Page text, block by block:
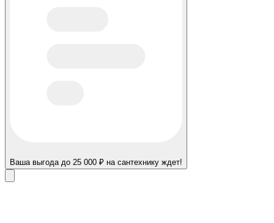
Ваша выгода до 25 000 ₽ на сантехнику ждет!